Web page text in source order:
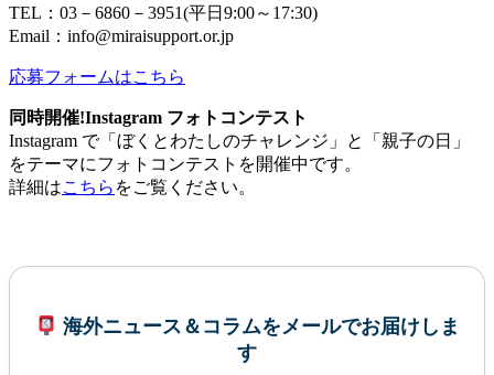
TEL：03－6860－3951(平日9:00～17:30)
Email：info@miraisupport.or.jp
応募フォームはこちら
同時開催!Instagram フォトコンテスト
Instagram で「ぼくとわたしのチャレンジ」と「親子の日」
をテーマにフォトコンテストを開催中です。
詳細はこちら をご覧ください。
海外ニュース＆コラムをメールでお届けしま
す